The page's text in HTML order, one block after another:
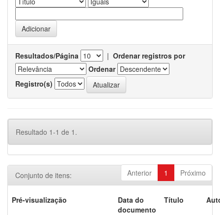
Resultados/Página | Ordenar registros por
Ordenar
Registro(s)
Resultado 1-1 de 1.
Anterior 1 Próximo
Conjunto de itens:
Pré-visualização
Data do
documento
Título